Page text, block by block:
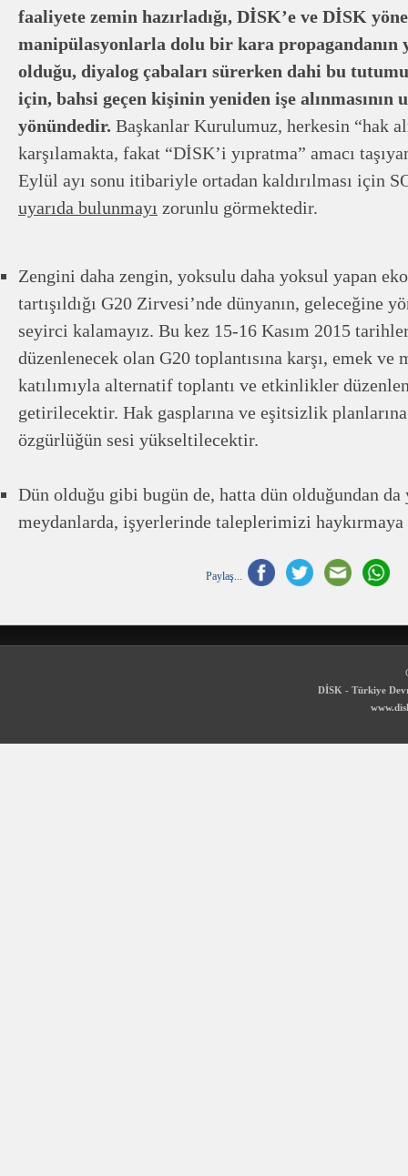
faaliyete zemin hazırladığı, DİSK’e ve DİSK
manipülasyonlarla dolu bir kara propagandanın
olduğu, diyalog çabaları sürerken dahi bu
için, bahsi geçen kişinin yeniden işe alınmasının
yönündedir. Başkanlar Kurulumuz, herkesin “hak
karşılamakta, fakat “DİSK’i yıpratma” amacı
Eylül ayı sonu itibariyle ortadan kaldırılması için
uyarıda bulunmayı zorunlu görmektedir.
Zengini daha zengin, yoksulu daha yoksul yapan
tartışıldığı G20 Zirvesi’nde dünyanın, geleceğine
seyirci kalamayız. Bu kez 15-16 Kasım 2015
düzenlenecek olan G20 toplantısına karşı, emek
katılımıyla alternatif toplantı ve etkinlikler
getirilecektir. Hak gasplarına ve eşitsizlik
özgürlüğün sesi yükseltilecektir.
Dün olduğu gibi bugün de, hatta dün olduğundan da
meydanlarda, işyerlerinde taleplerimizi haykırmaya
Paylaş...
DİSK - Türkiye